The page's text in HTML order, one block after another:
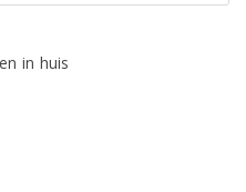
in huis